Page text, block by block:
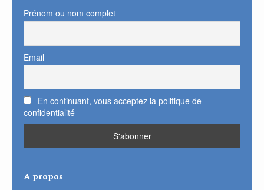
Prénom ou nom complet
Email
En continuant, vous acceptez la politique de
confidentialité
A propos